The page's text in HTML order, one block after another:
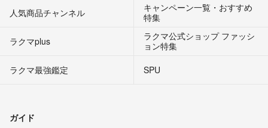
人気商品チャンネル
キャンペーン一覧・おすすめ
特集
ラクマplus
ラクマ公式ショップ ファッシ
ョン特集
ラクマ最強鑑定
SPU
ガイド